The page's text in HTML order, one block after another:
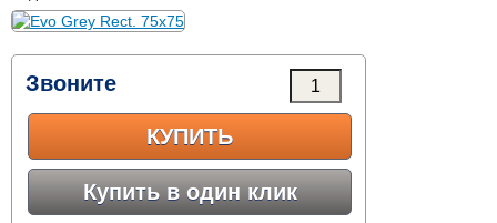
Звоните
КУПИТЬ
Купить в один клик